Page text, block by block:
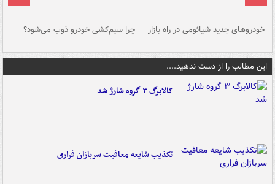
خودروهای جدید شیائومی در راه بازار چرا سیم‌کشی خودرو ذوب می‌شود؟
این مطالب را از دست ندهید....
کالابرگ ۳ گروه شارژ شد
تکذیب شایعه معافیت سربازان فراری